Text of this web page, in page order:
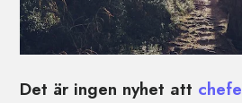
Det är ingen nyhet att